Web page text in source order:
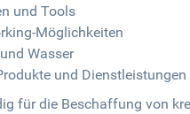
und Tools
Möglichkeiten
Wasser
und Dienstleistungen
für die Beschaffung von